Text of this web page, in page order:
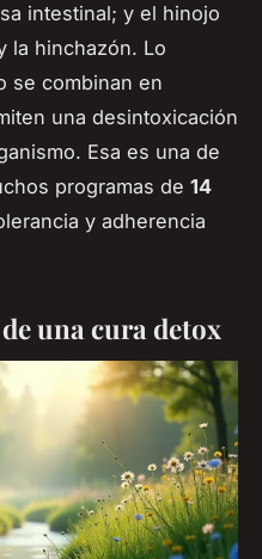
intestinal; y el hinojo
la hinchazón. Lo
se combinan en
una desintoxicación
Esa es una de
programas de 14
y adherencia
una cura detox